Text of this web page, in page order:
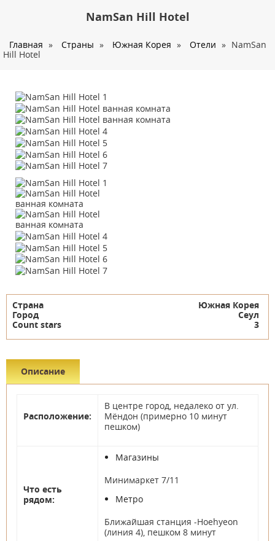
Страны
Туристам
Корпоративное обслуживание
Новости
Контакты
NamSan Hill Hotel
Главная » Страны » Южная Корея » Отели » NamSan
Hill Hotel
Страна
Южная Корея
Город
Сеул
Count stars
3
Описание
Расположение:
В центре город, недалеко от ул.
Мёндон (примерно 10 минут
пешком)
Что есть
рядом:
Магазины
Минимаркет 7/11
Метро
Ближайшая станция -Hoehyeon
(линия 4), пешком 8 минут